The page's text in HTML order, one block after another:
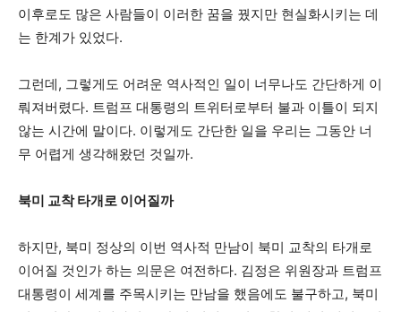
이후로도 많은 사람들이 이러한 꿈을 꿨지만 현실화시키는 데
는 한계가 있었다.
그런데, 그렇게도 어려운 역사적인 일이 너무나도 간단하게 이
뤄져버렸다. 트럼프 대통령의 트위터로부터 불과 이틀이 되지
않는 시간에 말이다. 이렇게도 간단한 일을 우리는 그동안 너
무 어렵게 생각해왔던 것일까.
북미 교착 타개로 이어질까
하지만, 북미 정상의 이번 역사적 만남이 북미 교착의 타개로
이어질 것인가 하는 의문은 여전하다. 김정은 위원장과 트럼프
대통령이 세계를 주목시키는 만남을 했음에도 불구하고, 북미